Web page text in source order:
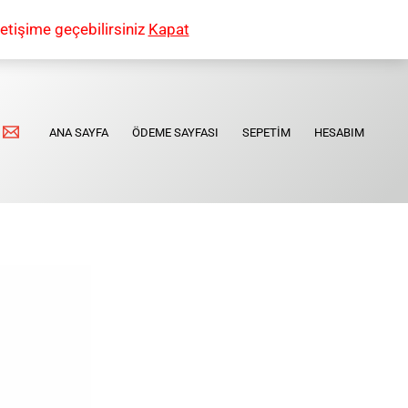
geçebilirsiniz Kapat
ANA SAYFA ÖDEME SAYFASI SEPETIM HESABIM